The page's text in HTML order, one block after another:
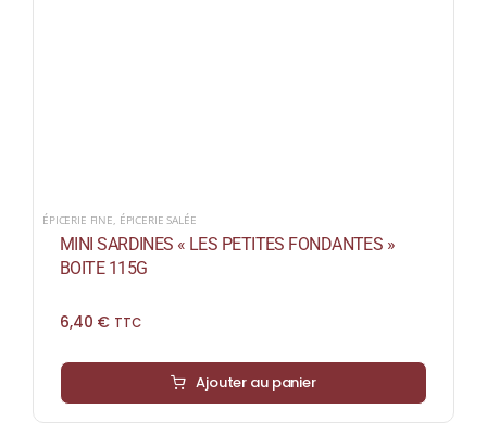
ÉPICERIE FINE ÉPICERIE SALÉE
MINI SARDINES « LES PETITES FONDANTES »
BOITE 115G
6,40 € TTC
Ajouter au panier